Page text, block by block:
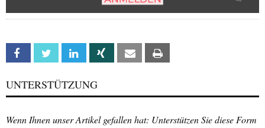
Facebook Twitter Linkedin Xing Email
UNTERSTÜTZUNG
Wenn Ihnen unser Artikel gefallen hat: Unterstützen Sie diese Form